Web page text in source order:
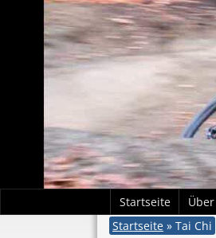
Startseite
Startseite » Tai Chi